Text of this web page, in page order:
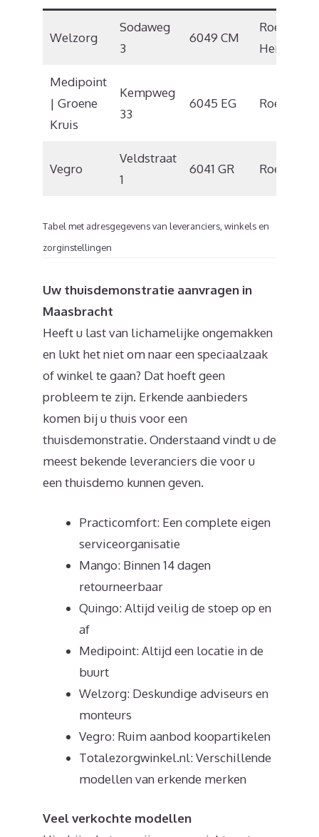
Welzorg
Sodaweg
3
6049 CM
Herten
Medipoint
| Groene
Kruis
Kempweg
33
6045 EG Roermond
Vegro
Veldstraat
1
6041 GR Roermond
Tabel met adresgegevens van leveranciers, winkels en
zorginstellingen
Uw thuisdemonstratie aanvragen in
Maasbracht
Heeft u last van lichamelijke ongemakken
en lukt het niet om naar een speciaalzaak
of winkel te gaan? Dat hoeft geen
probleem te zijn. Erkende aanbieders
komen bij u thuis voor een
thuisdemonstratie. Onderstaand vindt u de
meest bekende leveranciers die voor u
een thuisdemo kunnen geven.
Practicomfort: Een complete eigen
serviceorganisatie
Mango: Binnen 14 dagen
retourneerbaar
Quingo: Altijd veilig de stoep op en
af
Medipoint: Altijd een locatie in de
buurt
Welzorg: Deskundige adviseurs en
monteurs
Vegro: Ruim aanbod koopartikelen
Totalezorgwinkel.nl: Verschillende
modellen van erkende merken
Veel verkochte modellen